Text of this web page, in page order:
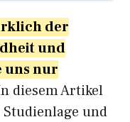
der
und
uns nur
diesem Artikel
und